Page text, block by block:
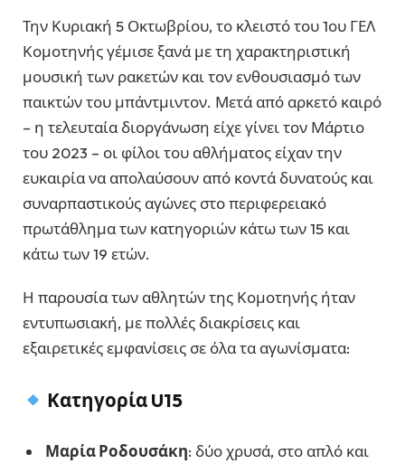
Την Κυριακή 5 Οκτωβρίου, το κλειστό του 1ου ΓΕΛ
Κομοτηνής γέμισε ξανά με τη χαρακτηριστική
μουσική των ρακετών και τον ενθουσιασμό των
παικτών του μπάντμιντον. Μετά από αρκετό καιρό
– η τελευταία διοργάνωση είχε γίνει τον Μάρτιο
του 2023 – οι φίλοι του αθλήματος είχαν την
ευκαιρία να απολαύσουν από κοντά δυνατούς και
συναρπαστικούς αγώνες στο περιφερειακό
πρωτάθλημα των κατηγοριών κάτω των 15 και
κάτω των 19 ετών.
Η παρουσία των αθλητών της Κομοτηνής ήταν
εντυπωσιακή, με πολλές διακρίσεις και
εξαιρετικές εμφανίσεις σε όλα τα αγωνίσματα:
Κατηγορία U15
Μαρία Ροδουσάκη: δύο χρυσά, στο απλό και